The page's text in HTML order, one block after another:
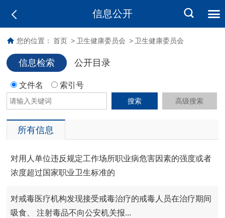
信息公开
您的位置： 首页 > 卫生健康委员会 > 卫生健康委员会
信息检索 公开目录
文件名 索引号
搜索 高级搜索
所有信息
对用人单位违反规定工作场所职业病危害因素的强度或者
浓度超过国家职业卫生标准的
对戒毒医疗机构发现接受戒毒治疗的戒毒人员在治疗期间
吸食、 注射毒品不向公安机关报...